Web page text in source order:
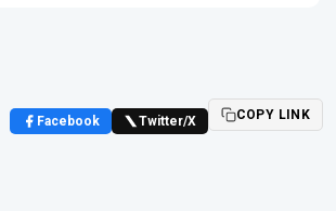
Facebook Twitter/X COPY LINK